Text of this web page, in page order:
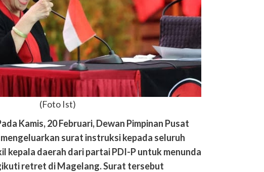
(Foto Ist)
Kamis, 20 Februari, Dewan Pimpinan Pusat
surat instruksi kepada seluruh
kepala daerah dari partai PDI-P untuk menunda
retret di Magelang. Surat tersebut